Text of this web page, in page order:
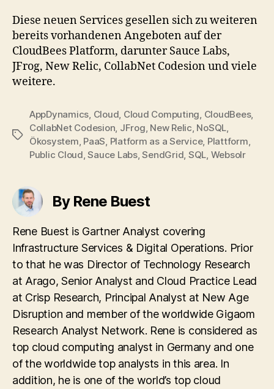
Diese neuen Services gesellen sich zu weiteren
bereits vorhandenen Angeboten auf der
CloudBees Platform, darunter Sauce Labs,
JFrog, New Relic, CollabNet Codesion und viele
weitere.
Tags
AppDynamics Cloud Cloud Computing CloudBees,
CollabNet Codesion JFrog New Relic NoSQL
Ökosystem PaaS Platform as a Service, Plattform
Public Cloud ,Sauce Labs,SendGrid SQL Websolr
By Rene Buest
Rene Buest is Gartner Analyst covering
Infrastructure Services & Digital Operations. Prior
to that he was Director of Technology Research
at Arago, Senior Analyst and Cloud Practice Lead
at Crisp Research, Principal Analyst at New Age
Disruption and member of the worldwide Gigaom
Research Analyst Network. Rene is considered as
top cloud computing analyst in Germany and one
of the worldwide top analysts in this area. In
addition, he is one of the world’s top cloud